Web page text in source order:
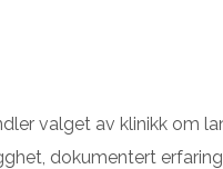
valget av klinikk om
dokumentert